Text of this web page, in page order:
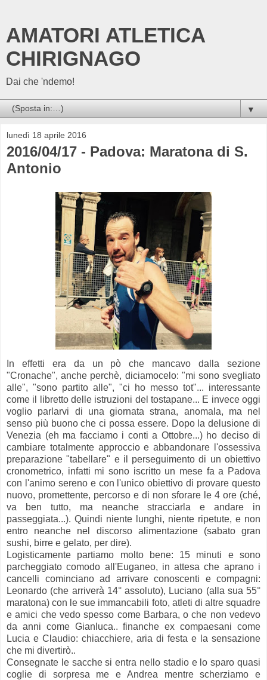
AMATORI ATLETICA
CHIRIGNAGO
Dai che 'ndemo!
▼
lunedì 18 aprile 2016
2016/04/17 - Padova: Maratona di S.
Antonio
In effetti era da un pò che mancavo dalla sezione
"Cronache", anche perchè, diciamocelo: "mi sono svegliato
alle", "sono partito alle", "ci ho messo tot"... interessante
come il libretto delle istruzioni del tostapane... E invece oggi
voglio parlarvi di una giornata strana, anomala, ma nel
senso più buono che ci possa essere. Dopo la delusione di
Venezia (eh ma facciamo i conti a Ottobre...) ho deciso di
cambiare totalmente approccio e abbandonare l'ossessiva
preparazione "tabellare" e il perseguimento di un obiettivo
cronometrico, infatti mi sono iscritto un mese fa a Padova
con l'animo sereno e con l'unico obiettivo di provare questo
nuovo, promettente, percorso e di non sforare le 4 ore (ché,
va ben tutto, ma neanche stracciarla e andare in
passeggiata...). Quindi niente lunghi, niente ripetute, e non
entro neanche nel discorso alimentazione (sabato gran
sushi, birre e gelato, per dire).
Logisticamente partiamo molto bene: 15 minuti e sono
parcheggiato comodo all'Euganeo, in attesa che aprano i
cancelli cominciano ad arrivare conoscenti e compagni:
Leonardo (che arriverà 14° assoluto), Luciano (alla sua 55°
maratona) con le sue immancabili foto, atleti di altre squadre
e amici che vedo spesso come Barbara, o che non vedevo
da anni come Gianluca.. finanche ex compaesani come
Lucia e Claudio: chiacchiere, aria di festa e la sensazione
che mi divertirò..
Consegnate le sacche si entra nello stadio e lo sparo quasi
coglie di sorpresa me e Andrea mentre scherziamo e